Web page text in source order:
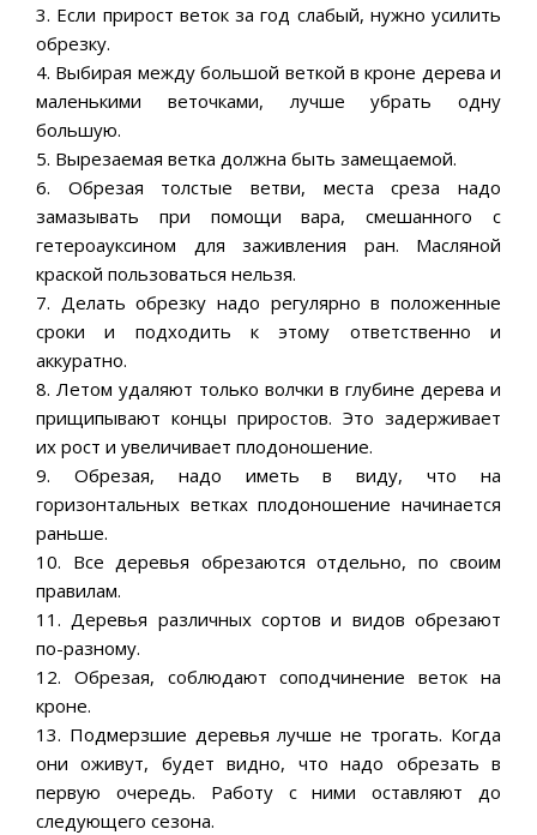
3. Если прирост веток за год слабый, нужно усилить
обрезку.
4. Выбирая между большой веткой в кроне дерева и
маленькими веточками, лучше убрать одну
большую.
5. Вырезаемая ветка должна быть замещаемой.
6. Обрезая толстые ветви, места среза надо
замазывать при помощи вара, смешанного с
гетероауксином для заживления ран. Масляной
краской пользоваться нельзя.
7. Делать обрезку надо регулярно в положенные
сроки и подходить к этому ответственно и
аккуратно.
8. Летом удаляют только волчки в глубине дерева и
прищипывают концы приростов. Это задерживает
их рост и увеличивает плодоношение.
9. Обрезая, надо иметь в виду, что на
горизонтальных ветках плодоношение начинается
раньше.
10. Все деревья обрезаются отдельно, по своим
правилам.
11. Деревья различных сортов и видов обрезают
по-разному.
12. Обрезая, соблюдают соподчинение веток на
кроне.
13. Подмерзшие деревья лучше не трогать. Когда
они оживут, будет видно, что надо обрезать в
первую очередь. Работу с ними оставляют до
следующего сезона.